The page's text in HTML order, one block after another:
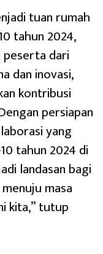
tuan rumah
tahun 2024,
peserta dari
dan inovasi,
kontribusi
persiapan
yang
tahun 2024 di
landasan bagi
masa
kita,” tutup